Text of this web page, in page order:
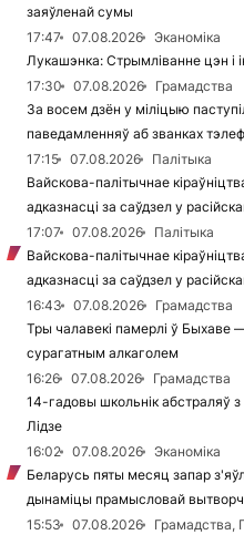
заяўленай сумы
17:47
07.08.2026
Эканоміка
Лукашэнка: Стрымліванне цэн і
17:30
07.08.2026
Грамадства
За восем дзён у міліцыю
паведамленняў аб званках
17:15
07.08.2026
Палітыка
Вайскова-палітычнае
адказнасці за саўдзел у
17:07
07.08.2026
Палітыка
Вайскова-палітычнае
адказнасці за саўдзел у
16:43
07.08.2026
Грамадства
Тры чалавекі памерлі ў Быхаве
сурагатным алкаголем
16:26
07.08.2026
Грамадства
14-гадовы школьнік абстраляў з
Лідзе
16:02
07.08.2026
Эканоміка
Беларусь пяты месяц запар
дынаміцы прамысловай
15:53
07.08.2026
Грамадства,